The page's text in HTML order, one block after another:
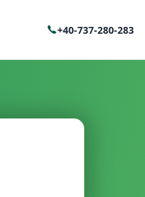
+40-737-280-283